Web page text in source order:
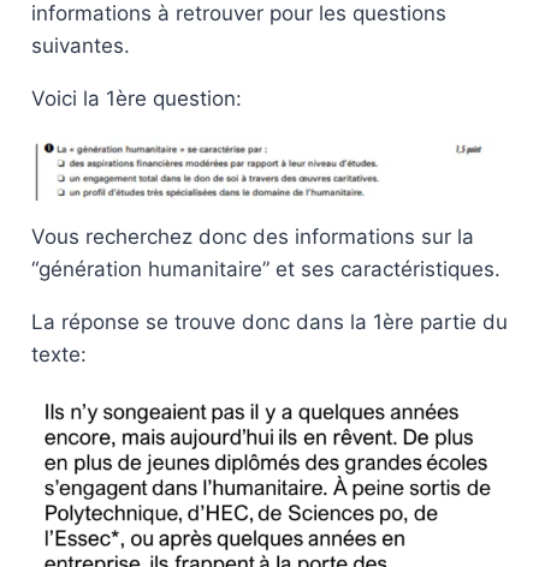
informations à retrouver pour les questions
suivantes.
Voici la 1ère question:
Vous recherchez donc des informations sur la
“génération humanitaire” et ses caractéristiques.
La réponse se trouve donc dans la 1ère partie du
texte: